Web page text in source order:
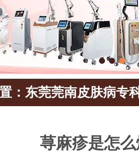
： 东莞莞南皮肤病专
荨麻疹是怎